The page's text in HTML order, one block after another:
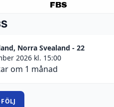
FBS
Norra Svealand - 22
2026 kl. 15:00
om 1 månad
FÖLJ